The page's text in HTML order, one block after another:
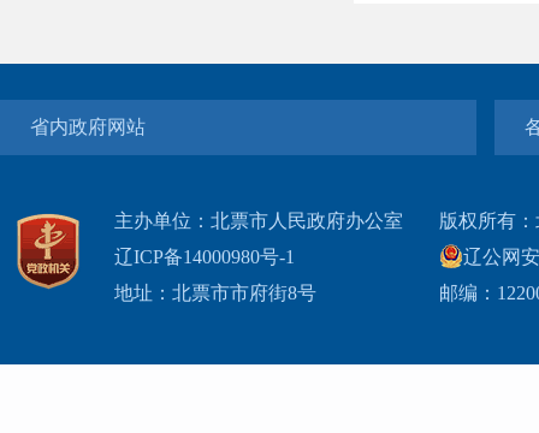
省内政府网站
主办单位：北票市人民政府办公室
辽ICP备14000980号-1
地址：北票市市府街8号
版权所有
辽公网
邮编：